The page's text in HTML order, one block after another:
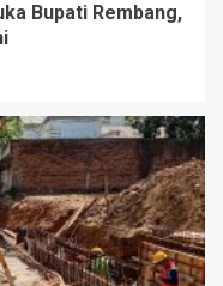
Bupati Rembang,